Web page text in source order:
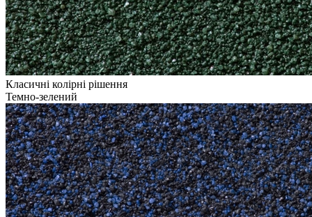
Класичні колірні рішення
Темно-зелений